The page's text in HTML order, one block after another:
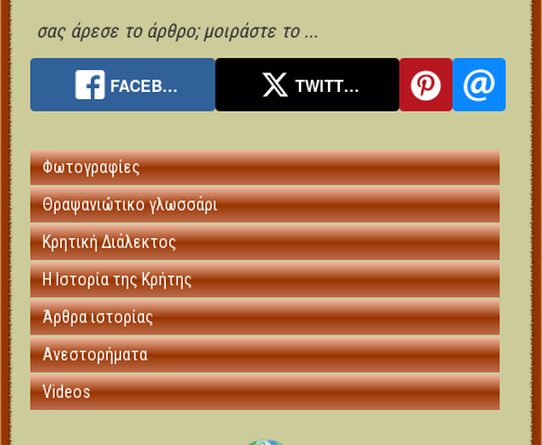
σας άρεσε το άρθρο; μοιράστε το ...
FACEB… TWITT…
Φωτογραφίες
Θραψανιώτικο γλωσσάρι
Κρητική Διάλεκτος
Η Ιστορία της Κρήτης
Άρθρα ιστορίας
Ανεστορήματα
Videos